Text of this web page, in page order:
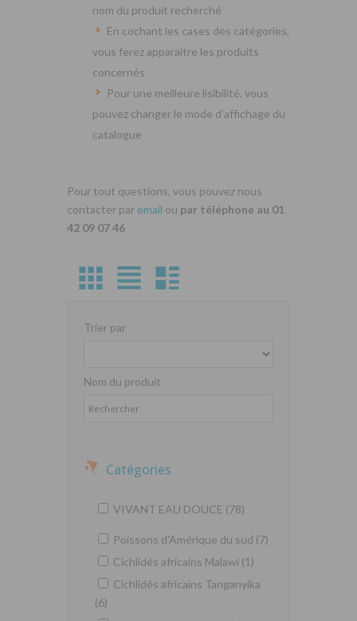
nom du produit recherché
En cochant les cases des catégories,
vous ferez apparaitre les produits
concernés
Pour une meilleure lisibilité, vous
pouvez changer le mode d’affichage du
catalogue
Pour tout questions, vous pouvez nous
contacter par email ou par téléphone au 01
42 09 07 46
Trier par
Nom du produit
Catégories
VIVANT EAU DOUCE (78)
Poissons d'Amérique du sud (7)
Cichlidés africains Malawi (1)
Cichlidés africains Tanganyika
(6)